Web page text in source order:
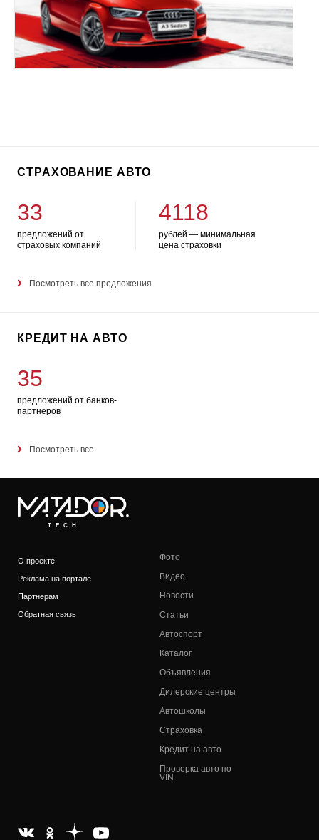
СТРАХОВАНИЕ АВТО
33
предложений от
страховых компаний
4118
рублей — минимальная
цена страховки
Посмотреть все предложения
КРЕДИТ НА АВТО
35
предложений от банков-
партнеров
Посмотреть все
TECH
О проекте
Реклама на портале
Партнерам
Обратная связь
Фото
Видео
Новости
Статьи
Автоспорт
Каталог
Объявления
Дилерские центры
Автошколы
Страховка
Кредит на авто
Проверка авто по
VIN